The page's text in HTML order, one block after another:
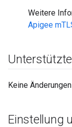
Weitere
Apigee
Keine Änderungen
Einstellung